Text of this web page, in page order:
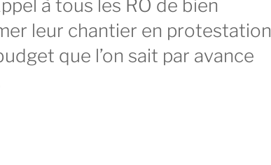
à tous les RO de bien
leur chantier en protestation
que l’on sait par avance